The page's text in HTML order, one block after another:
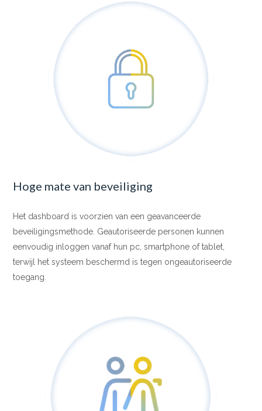
Hoge mate van beveiliging
Het dashboard is voorzien van een geavanceerde
beveiligingsmethode. Geautoriseerde personen kunnen
eenvoudig inloggen vanaf hun pc, smartphone of tablet,
terwijl het systeem beschermd is tegen ongeautoriseerde
toegang.